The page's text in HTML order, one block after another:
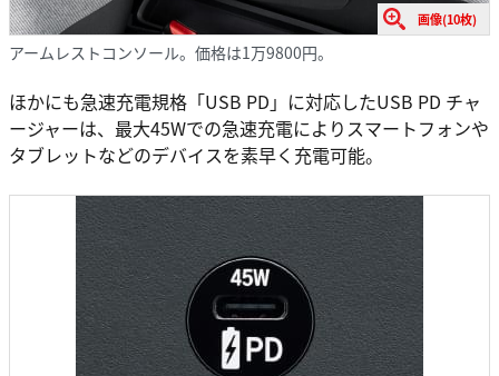
画像(10枚)
アームレストコンソール。価格は1万9800円。
ほかにも急速充電規格「USB PD」に対応したUSB PD チャ
ージャーは、最大45Wでの急速充電によりスマートフォンや
タブレットなどのデバイスを素早く充電可能。